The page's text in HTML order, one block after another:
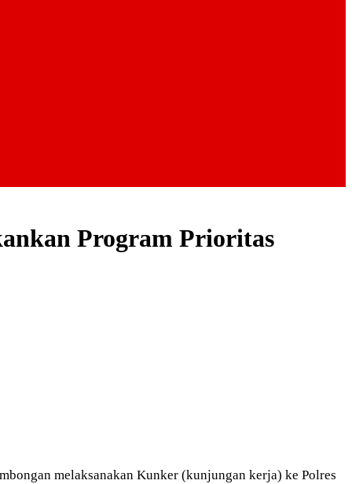
Program Prioritas
melaksanakan Kunker (kunjungan kerja) ke Polres